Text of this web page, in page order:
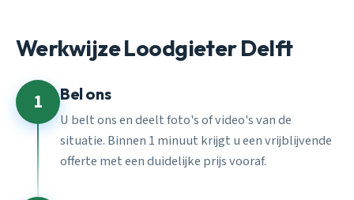
Werkwijze Loodgieter Delft
1 Bel ons
U belt ons en deelt foto's of video's van de
situatie. Binnen 1 minuut krijgt u een vrijblijvende
offerte met een duidelijke prijs vooraf.